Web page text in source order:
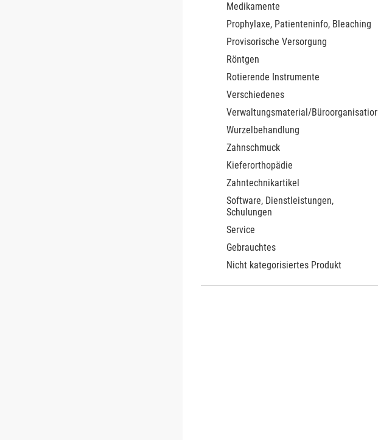
Medikamente
Prophylaxe, Patienteninfo, Bleaching
Provisorische Versorgung
Röntgen
Rotierende Instrumente
Verschiedenes
Verwaltungsmaterial/Büroorganisation
Wurzelbehandlung
Zahnschmuck
Kieferorthopädie
Zahntechnikartikel
Software, Dienstleistungen,
Schulungen
Service
Gebrauchtes
Nicht kategorisiertes Produkt